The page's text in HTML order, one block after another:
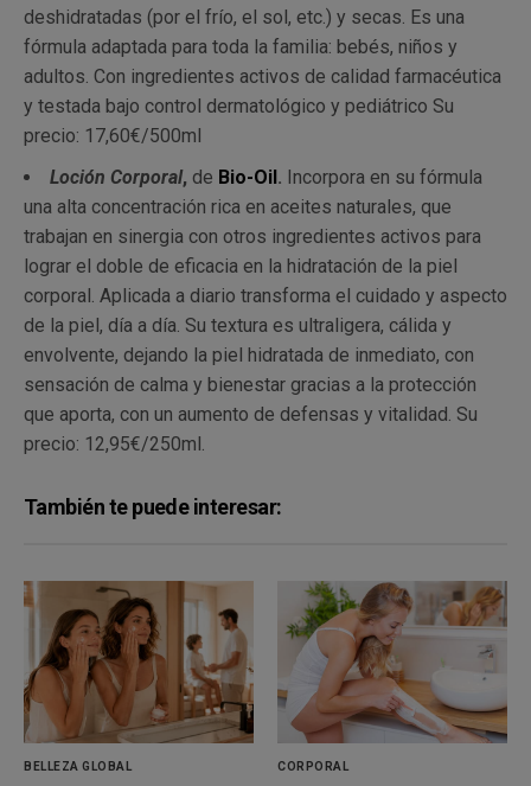
deshidratadas (por el frío, el sol, etc.) y secas. Es una
fórmula adaptada para toda la familia: bebés, niños y
adultos. Con ingredientes activos de calidad farmacéutica
y testada bajo control dermatológico y pediátrico Su
precio: 17,60€/500ml
Loción Corporal, de Bio-Oil . Incorpora en su fórmula
una alta concentración rica en aceites naturales, que
trabajan en sinergia con otros ingredientes activos para
lograr el doble de eficacia en la hidratación de la piel
corporal. Aplicada a diario transforma el cuidado y aspecto
de la piel, día a día. Su textura es ultraligera, cálida y
envolvente, dejando la piel hidratada de inmediato, con
sensación de calma y bienestar gracias a la protección
que aporta, con un aumento de defensas y vitalidad. Su
precio: 12,95€/250ml.
También te puede interesar:
BELLEZA GLOBAL CORPORAL